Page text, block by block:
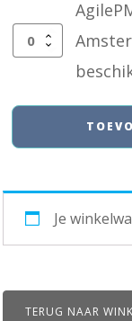
bij
Practitioner
AgilePM
Practitioner
Amsterdam
(meerdere
beschikbaar
in
aantal
Je
TERUG NAAR